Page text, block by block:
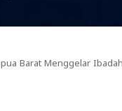
Barat Menggelar